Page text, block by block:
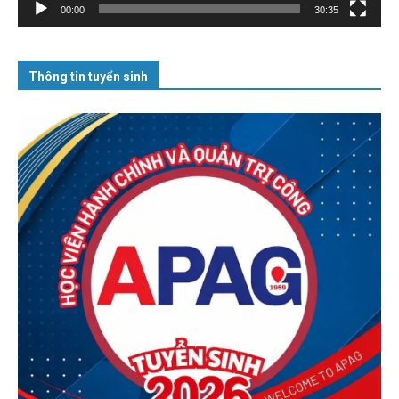
00:00 30:35
Thông tin tuyển sinh